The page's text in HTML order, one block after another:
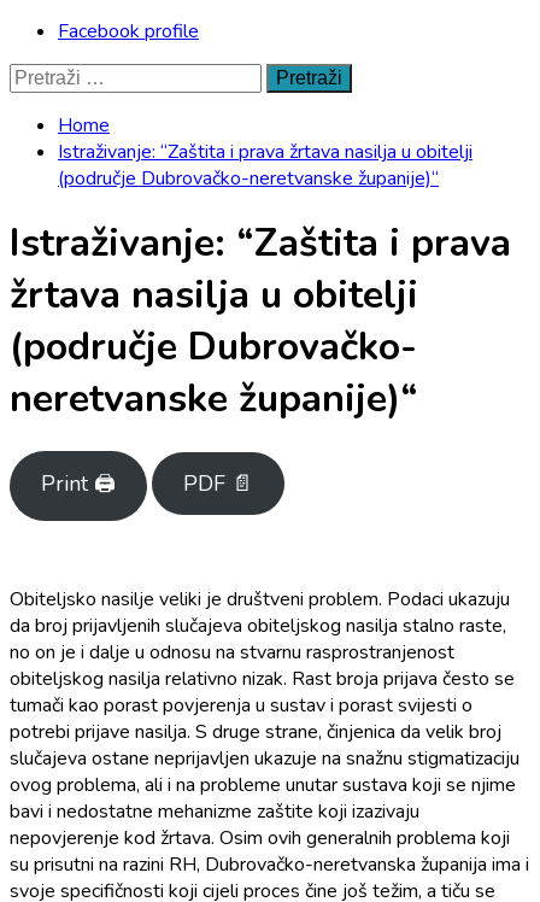
Facebook profile
Pretraži:
Home
Istraživanje: “Zaštita i prava žrtava nasilja u obitelji
(područje Dubrovačko-neretvanske županije)“
Istraživanje: “Zaštita i prava
žrtava nasilja u obitelji
(područje Dubrovačko-
neretvanske županije)“
Print 🖨 PDF 📄
Obiteljsko nasilje veliki je društveni problem. Podaci ukazuju
da broj prijavljenih slučajeva obiteljskog nasilja stalno raste,
no on je i dalje u odnosu na stvarnu rasprostranjenost
obiteljskog nasilja relativno nizak. Rast broja prijava često se
tumači kao porast povjerenja u sustav i porast svijesti o
potrebi prijave nasilja. S druge strane, činjenica da velik broj
slučajeva ostane neprijavljen ukazuje na snažnu stigmatizaciju
ovog problema, ali i na probleme unutar sustava koji se njime
bavi i nedostatne mehanizme zaštite koji izazivaju
nepovjerenje kod žrtava. Osim ovih generalnih problema koji
su prisutni na razini RH, Dubrovačko-neretvanska županija ima i
svoje specifičnosti koji cijeli proces čine još težim, a tiču se